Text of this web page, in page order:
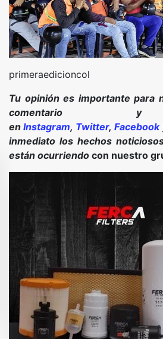
primeraedicioncol
Tu opinión es importante para
comentario y
enInstagram, Twitter,Facebook
inmediato los hechos
están ocurriendo con nuestro